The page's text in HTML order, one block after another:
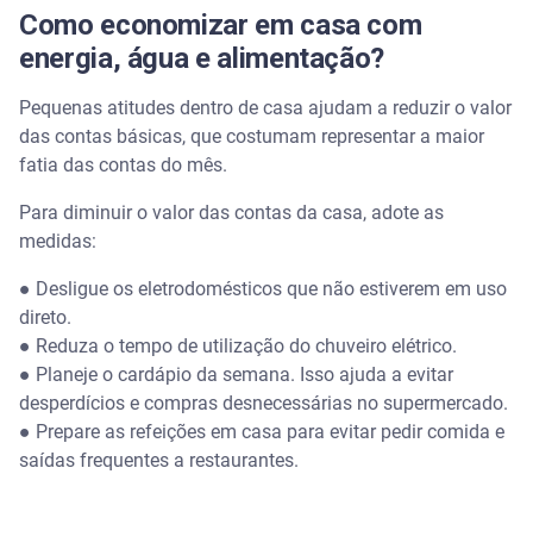
Como economizar em casa com
energia, água e alimentação?
Pequenas atitudes dentro de casa ajudam a reduzir o valor
das contas básicas, que costumam representar a maior
fatia das contas do mês.
Para diminuir o valor das contas da casa, adote as
medidas:
● Desligue os eletrodomésticos que não estiverem em uso
direto.
● Reduza o tempo de utilização do chuveiro elétrico.
● Planeje o cardápio da semana. Isso ajuda a evitar
desperdícios e compras desnecessárias no supermercado.
● Prepare as refeições em casa para evitar pedir comida e
saídas frequentes a restaurantes.